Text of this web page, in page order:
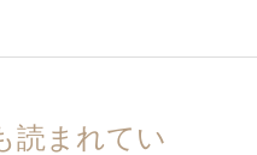
読まれてい